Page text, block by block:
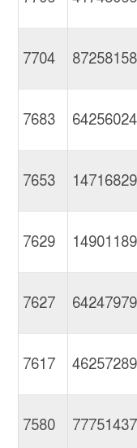
7704
7683
7653
7629
7627
7617
7580